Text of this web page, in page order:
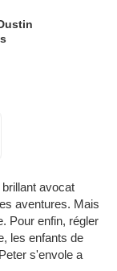
avocat
aventures. Mais
Pour enfin, régler
les enfants de
s'envole a